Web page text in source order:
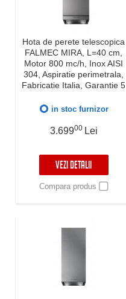
Hota de perete telescopica
FALMEC MIRA, L=40 cm,
Motor 800 mc/h, Inox AISI
304, Aspiratie perimetrala,
Fabricatie Italia, Garantie 5
in stoc furnizor
3.69900 Lei
VEZI DETALII
Compara produs